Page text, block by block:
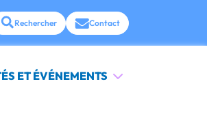
Rechercher Contact
ET ÉVÉNEMENTS